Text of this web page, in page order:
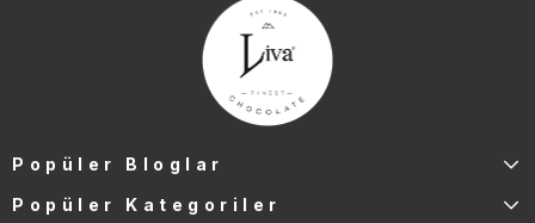
Popüler Bloglar
Popüler Kategoriler